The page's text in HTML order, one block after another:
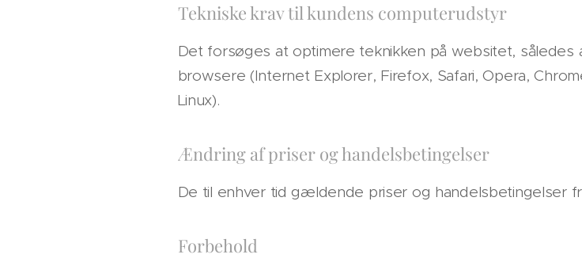
Tekniske krav til kundens computerudstyr
Det forsøges at optimere teknikken på websitet,
browsere (Internet Explorer, Firefox, Safari, Opera,
Linux).
Ændring af priser og handelsbetingelser
De til enhver tid gældende priser og handelsbetingelser
Forbehold